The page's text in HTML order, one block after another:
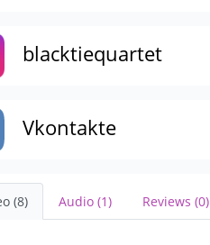
blacktiequartet
Vkontakte
(8) Audio (1) Reviews (0)